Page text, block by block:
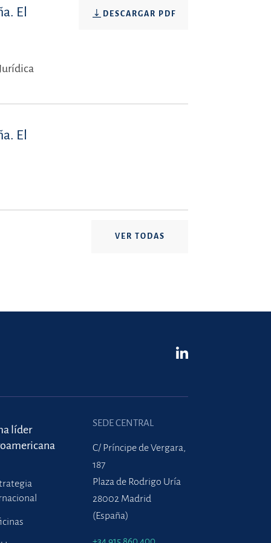
El
DESCARGAR PDF
El
VER TODAS
líder
SEDE CENTRAL
C/ Príncipe de Vergara,
187
Plaza de Rodrigo Uría
28002 Madrid
(España)
+34 915 860 400